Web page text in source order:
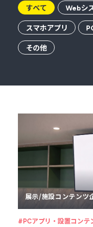
すべて Webシ
スマホアプリ
その他
展示/施設コンテンツ
#PCアプリ・設置コンテ